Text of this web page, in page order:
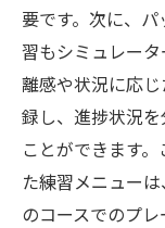
要です。次に、
習もシミュレー
離感や状況に応
録し、進捗状況
ことができます
た練習メニュー
のコースでのプ